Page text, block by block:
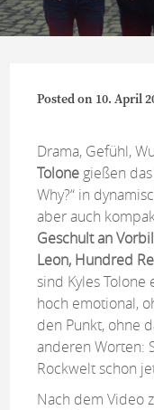
Posted on 10. April
Drama, Gefühl,
Tolone gießen
Why?“ in
aber auch
Geschult an
Leon, Hundred
sind Kyles Tolone
hoch emotional,
den Punkt, ohne
anderen Worten:
Rockwelt schon
Nach dem Video